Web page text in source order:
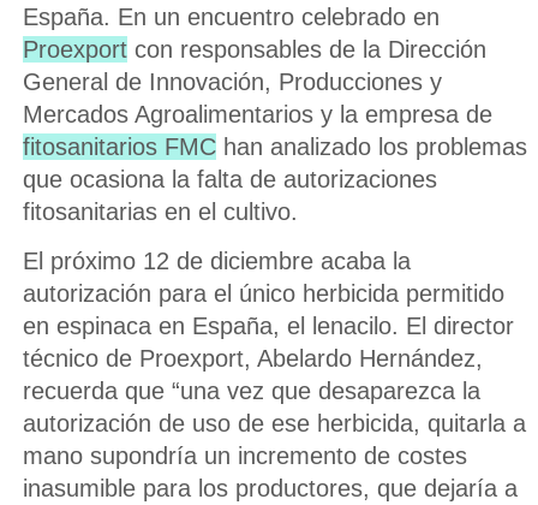
España. En un encuentro celebrado en
Proexport con responsables de la Dirección
General de Innovación, Producciones y
Mercados Agroalimentarios y la empresa de
fitosanitarios FMC han analizado los problemas
que ocasiona la falta de autorizaciones
fitosanitarias en el cultivo.
El próximo 12 de diciembre acaba la
autorización para el único herbicida permitido
en espinaca en España, el lenacilo. El director
técnico de Proexport, Abelardo Hernández,
recuerda que “una vez que desaparezca la
autorización de uso de ese herbicida, quitarla a
mano supondría un incremento de costes
inasumible para los productores, que dejaría a